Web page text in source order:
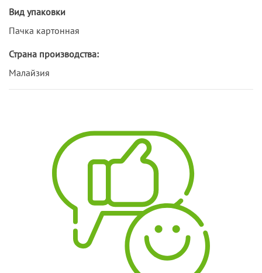
Вид упаковки
Пачка картонная
Страна производства:
Малайзия